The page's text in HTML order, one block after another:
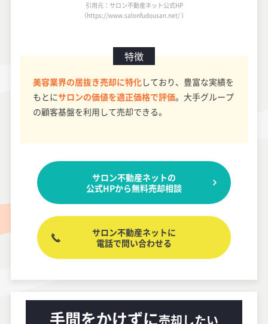
引用元：サロン不動産ネット公式HP
（https://www.salonfudousan.net/ ）
特徴
美容業界の居抜き売却に特化しており、豊富な実績を
もとにサロンの価値を適正価格で評価。大手グループ
の顧客基盤を利用して売却できる。
サロン不動産ネットの
公式HPから無料売却相談
サロン不動産ネットに
電話で問い合わせる
手間をかけずに売却したい